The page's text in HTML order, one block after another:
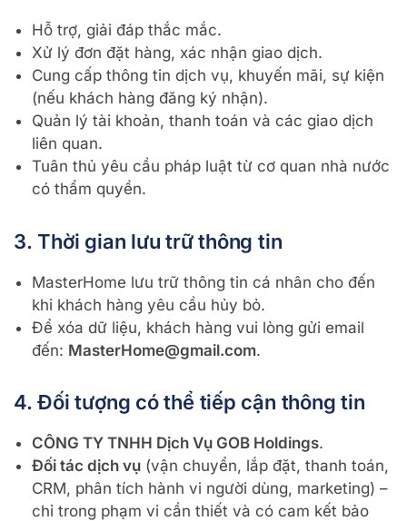
Hỗ trợ, giải đáp thắc mắc.
Xử lý đơn đặt hàng, xác nhận giao dịch.
Cung cấp thông tin dịch vụ, khuyến mãi, sự kiện
(nếu khách hàng đăng ký nhận).
Quản lý tài khoản, thanh toán và các giao dịch
liên quan.
Tuân thủ yêu cầu pháp luật từ cơ quan nhà nước
có thẩm quyền.
3. Thời gian lưu trữ thông tin
MasterHome lưu trữ thông tin cá nhân cho đến
khi khách hàng yêu cầu hủy bỏ.
Để xóa dữ liệu, khách hàng vui lòng gửi email
đến: MasterHome@gmail.com.
4. Đối tượng có thể tiếp cận thông tin
CÔNG TY TNHH Dịch Vụ GOB Holdings.
Đối tác dịch vụ (vận chuyển, lắp đặt, thanh toán,
CRM, phân tích hành vi người dùng, marketing) –
chỉ trong phạm vi cần thiết và có cam kết bảo